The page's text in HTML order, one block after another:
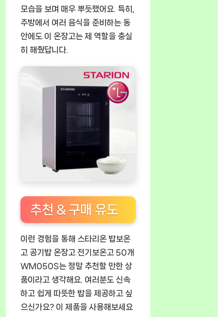
모습을 보며 매우 뿌듯했어요. 특히,
주방에서 여러 음식을 준비하는 동
안에도 이 온장고는 제 역할을 충실
히 해줬답니다.
추천 & 구매 유도
이런 경험을 통해 스타리온 밥보온
고 공기밥 온장고 전기보온고 50개
WM050S는 정말 추천할 만한 상
품이라고 생각해요. 여러분도 신속
하고 쉽게 따뜻한 밥을 제공하고 싶
으신가요? 이 제품을 사용해보세요